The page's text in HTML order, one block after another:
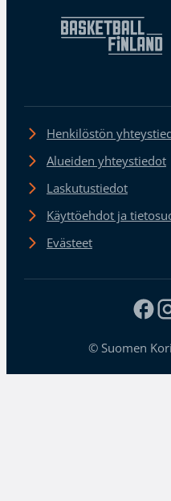
Henkilöstön
Alueiden yhteystiedot
Laskutustiedot
Käyttöehdot ja
Evästeet
© Suomen